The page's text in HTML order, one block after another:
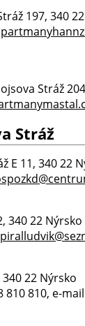
197, 340
Stráž
Stráž
E 11, 340 22
340 22 Nýrsko
22 Nýrsko
810 810, e-